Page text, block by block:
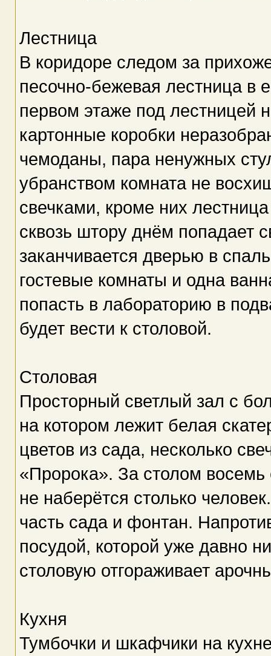
Лестница
В коридоре следом за
песочно-бежевая лестница
первом этаже под лестницей
картонные коробки
чемоданы, пара ненужных
убранством комната не
свечками, кроме них
сквозь штору днём попадает
заканчивается дверью в
гостевые комнаты и одна
попасть в лабораторию в
будет вести к столовой.
Столовая
Просторный светлый зал с
на котором лежит белая
цветов из сада, несколько
«Пророка». За столом
не наберётся столько
часть сада и фонтан.
посудой, которой уже давно
столовую отгораживает
Кухня
Тумбочки и шкафчики на